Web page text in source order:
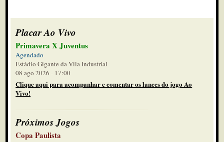
Placar Ao Vivo
Primavera X Juventus
Agendado
Estádio Gigante da Vila Industrial
08 ago 2026 - 17:00
Clique aqui para acompanhar e comentar os lances do jogo Ao
Vivo!
Próximos Jogos
Copa Paulista